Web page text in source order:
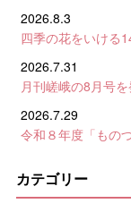
2026.8.3
四季の花をいける
2026.7.31
月刊嵯峨の8月号
2026.7.29
令和８年度「もの
カテゴリー